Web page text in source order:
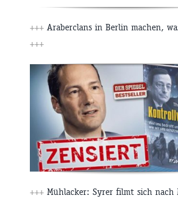
+++ Araberclans in Berlin machen,
+++
+++ Mühlacker: Syrer filmt sich nach